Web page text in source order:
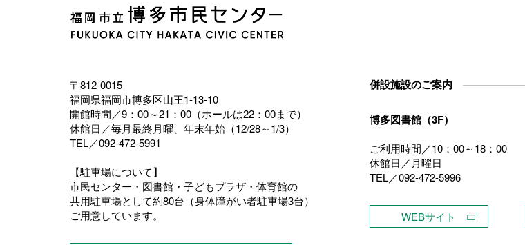
〒812-0015
福岡県福岡市博多区山王1-13-10
開館時間／9：00～21：00（ホールは22：00まで）
休館日／毎月最終月曜、年末年始（12/28～1/3）
TEL／092-472-5991
【駐車場について】
市民センター・図書館・子どもプラザ・体育館の
共用駐車場として約80台（身体障がい者駐車場3台）
ご用意しています。
併設施設のご案内
博多図書館（3F）
ご利用時間／10：00～18：00
休館日／月曜日
TEL／092-472-5996
WEBサイト